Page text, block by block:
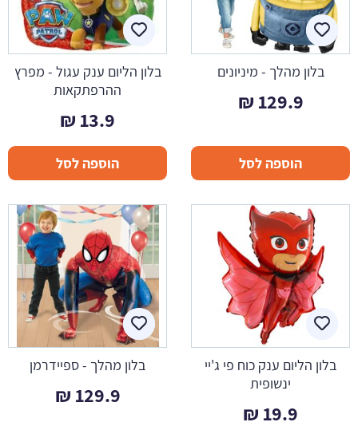
בלון מהלך - מיניונים
129.9
₪
הוספה לסל
בלון הליום ענק עגול - מפרץ
ההרפתקאות
13.9
₪
הוספה לסל
בלון הליום ענק כוח פי ג'יי
ינשופית
19.9
₪
בלון מהלך - ספיידרמן
129.9
₪